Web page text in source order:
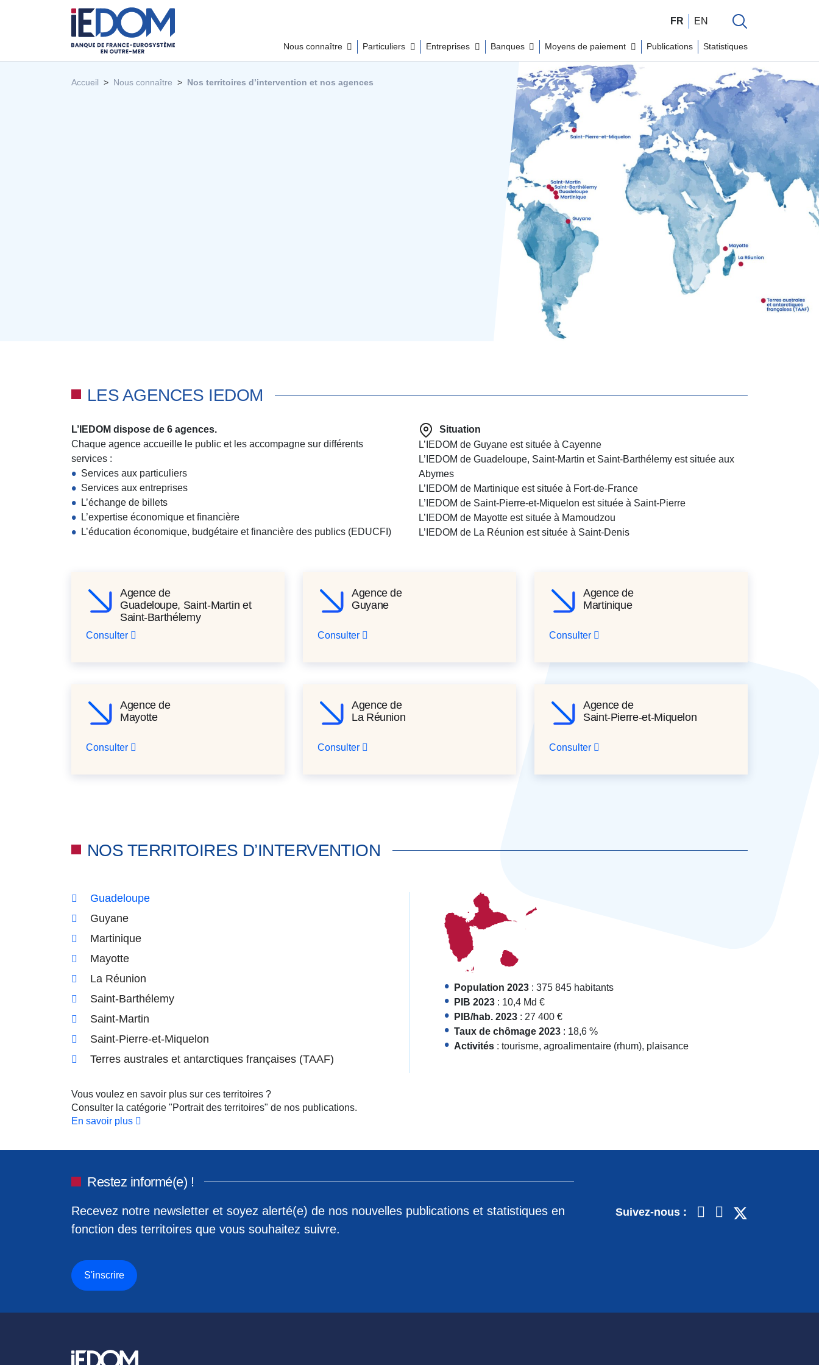
FR EN
Nous connaître Particuliers Entreprises Banques Moyens de paiement Publications Statistiques
Accueil Nous connaître Nos territoires d’intervention et nos agences
LES AGENCES IEDOM
L’IEDOM dispose de 6 agences.
Chaque agence accueille le public et les accompagne sur différents
services :
Services aux particuliers
Services aux entreprises
L’échange de billets
L’expertise économique et financière
L’éducation économique, budgétaire et financière des publics (EDUCFI)
Situation
L’IEDOM de Guyane est située à Cayenne
L’IEDOM de Guadeloupe, Saint-Martin et Saint-Barthélemy est située aux
Abymes
L’IEDOM de Martinique est située à Fort-de-France
L’IEDOM de Saint-Pierre-et-Miquelon est située à Saint-Pierre
L’IEDOM de Mayotte est située à Mamoudzou
L’IEDOM de La Réunion est située à Saint-Denis
Agence de
Guadeloupe, Saint-Martin et
Saint-Barthélemy
Consulter
Agence de
Guyane
Consulter
Agence de
Martinique
Consulter
Agence de
Mayotte
Consulter
Agence de
La Réunion
Consulter
Agence de
Saint-Pierre-et-Miquelon
Consulter
NOS TERRITOIRES D’INTERVENTION
Guadeloupe
Guyane
Martinique
Mayotte
La Réunion
Saint-Barthélemy
Saint-Martin
Saint-Pierre-et-Miquelon
Terres australes et antarctiques françaises (TAAF)
Population 2023 : 375 845 habitants
PIB 2023 : 10,4 Md €
PIB/hab. 2023 : 27 400 €
Taux de chômage 2023 : 18,6 %
Activités : tourisme, agroalimentaire (rhum), plaisance
Vous voulez en savoir plus sur ces territoires ?
Consulter la catégorie "Portrait des territoires" de nos publications.
En savoir plus
Restez informé(e) !
Recevez notre newsletter et soyez alerté(e) de nos nouvelles publications et statistiques en
fonction des territoires que vous souhaitez suivre.
S'inscrire
Suivez-nous :